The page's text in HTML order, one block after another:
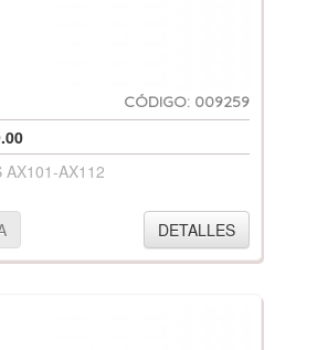
CÓDIGO: 009259
AX101-AX112
DETALLES